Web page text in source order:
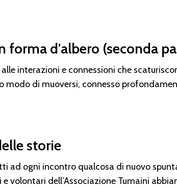
forma d’albero (seconda
interazioni e connessioni che
di muoversi, connesso
storie
ad ogni incontro qualcosa di nuovo
volontari dell’Associazione Tumaini